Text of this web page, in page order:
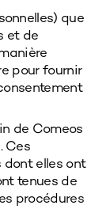
que
et de
pour fournir
de Comeos
Ces
dont elles ont
tenues de
procédures